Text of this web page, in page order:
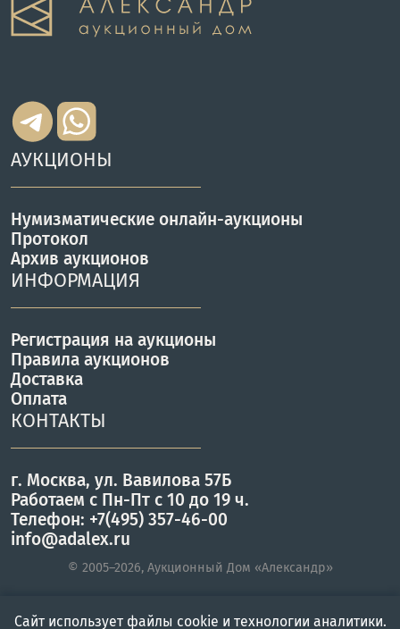
АУКЦИОНЫ
Нумизматические онлайн-аукционы
Протокол
Архив аукционов
ИНФОРМАЦИЯ
Регистрация на аукционы
Правила аукционов
Доставка
Оплата
КОНТАКТЫ
г. Москва, ул. Вавилова 57Б
Работаем с Пн-Пт с 10 до 19 ч.
Телефон: +7(495) 357-46-00
info@adalex.ru
© 2005–2026, Аукционный Дом «Александр»
Сайт использует файлы cookie и технологии аналитики.